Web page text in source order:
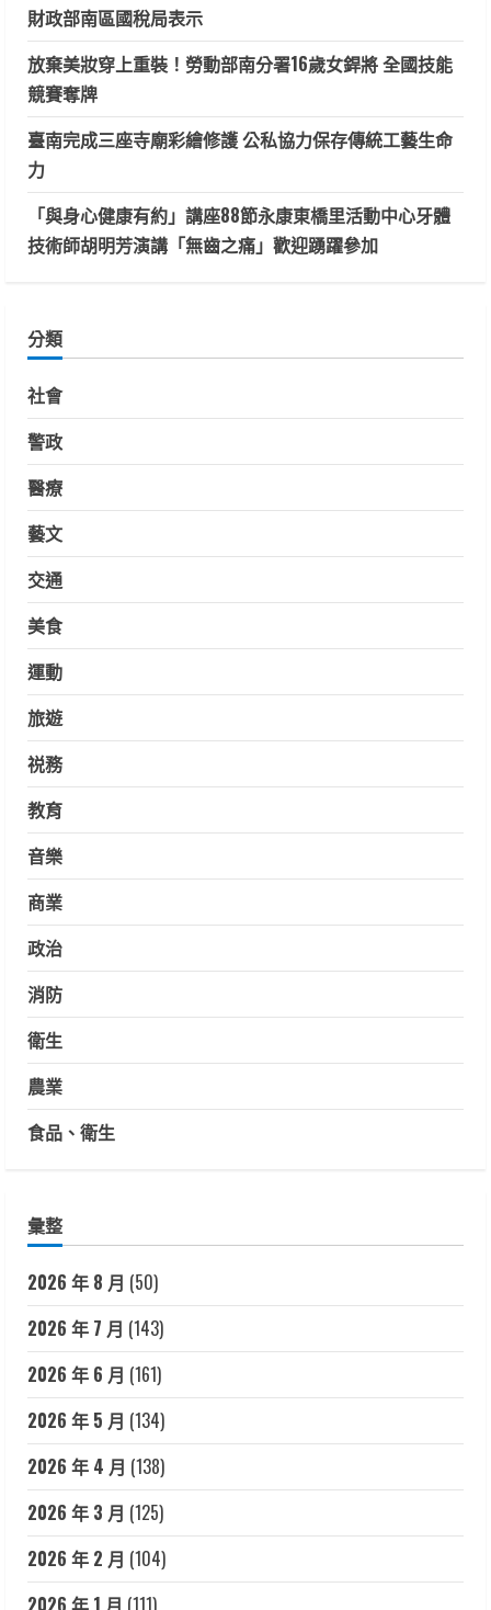
財政部南區國稅局表示
放棄美妝穿上重裝！勞動部南分署16歲女銲將 全國技能
競賽奪牌
臺南完成三座寺廟彩繪修護 公私協力保存傳統工藝生命
力
「與身心健康有約」講座88節永康東橋里活動中心牙體
技術師胡明芳演講「無齒之痛」歡迎踴躍參加
分類
社會
警政
醫療
藝文
交通
美食
運動
旅遊
祱務
教育
音樂
商業
政治
消防
衛生
農業
食品、衛生
彙整
2026 年 8 月 (50)
2026 年 7 月 (143)
2026 年 6 月 (161)
2026 年 5 月 (134)
2026 年 4 月 (138)
2026 年 3 月 (125)
2026 年 2 月 (104)